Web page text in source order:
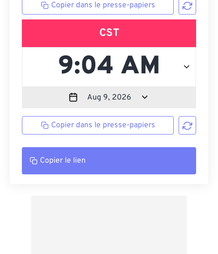
Copier dans le presse-papiers
CST
Copier dans le presse-papiers
Copier le lien